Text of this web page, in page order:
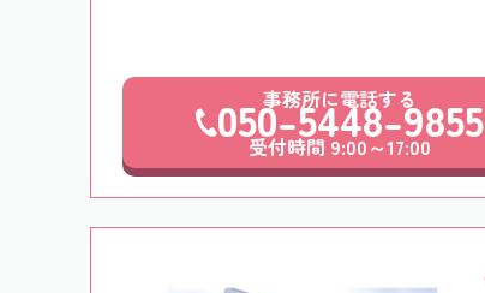
事務所に電話する
050-5448-9855
受付時間 9:00～17:00